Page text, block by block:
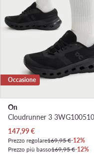
Occasione
On
Prezzo attuale
147,99€
Prezzo regolare169,95 €-12%
Prezzo più basso169,95 €-12%